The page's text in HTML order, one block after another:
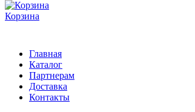
Корзина
Главная
Каталог
Партнерам
Доставка
Контакты